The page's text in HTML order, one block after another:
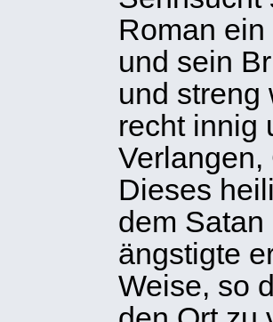
Roman
und sein
und streng
recht innig
Verlangen,
Dieses
dem
ängstigte
Weise, so